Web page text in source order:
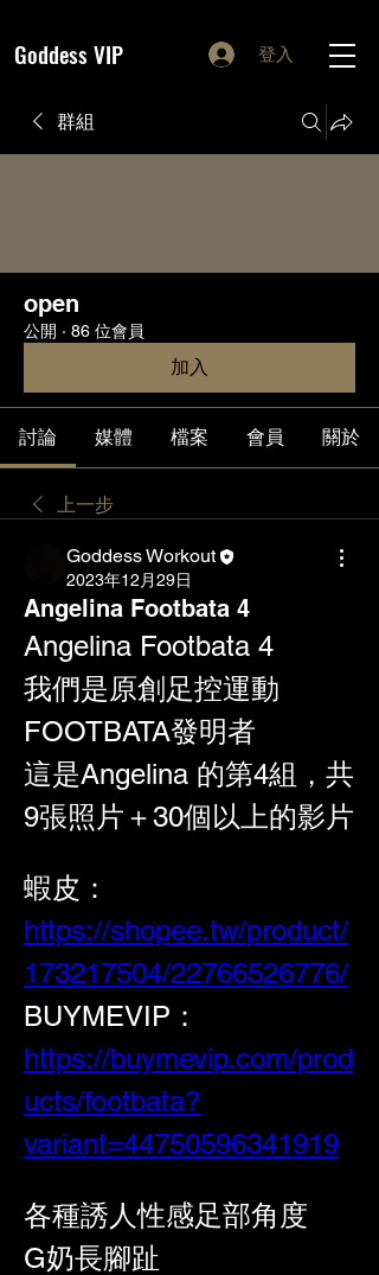
Goddess VIP 登入
群組
open
公開 · 86 位會員
加入
討論 媒體 檔案 會員 關於
上一步
Goddess Workout
2023年12月29日
Angelina Footbata 4
Angelina Footbata 4
我們是原創足控運動
FOOTBATA發明者
這是Angelina 的第4組，共
9張照片＋30個以上的影片
蝦皮：
https://shopee.tw/product/
173217504/22766526776/
BUYMEVIP：
https://buymevip.com/prod
ucts/footbata?
variant=44750596341919
各種誘人性感足部角度
G奶長腳趾